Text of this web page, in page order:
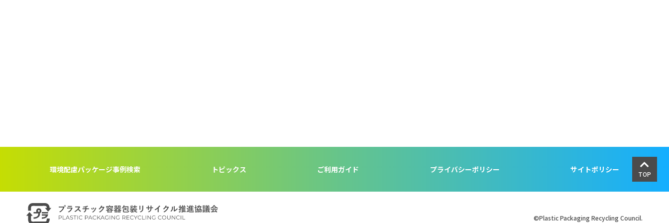
TOP
環境配慮パッケージ事例検索 トピックス ご利用ガイド プライバシーポリシー サイトポリシー
©Plastic Packaging Recycling Council.